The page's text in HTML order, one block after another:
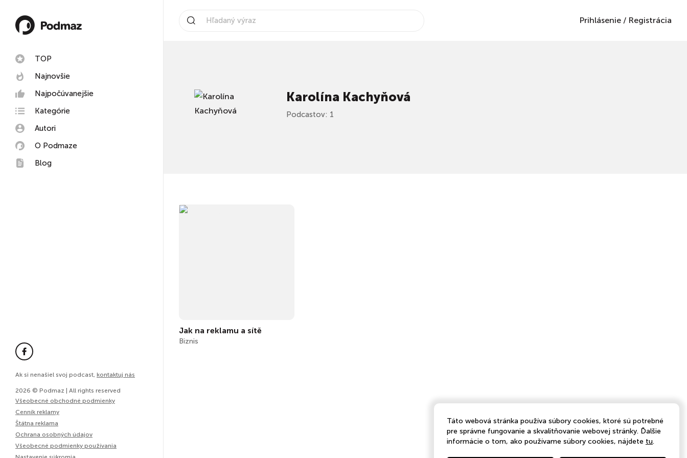
TOP
Najnovšie
Najpočúvanejšie
Kategórie
Autori
O Podmaze
Blog
Ak si nenašiel svoj podcast, kontaktuj nás
2026 © Podmaz | All rights reserved
Všeobecné obchodné podmienky
Cenník reklamy
Štátna reklama
Ochrana osobných údajov
Všeobecné podmienky používania
Prihlásenie / Registrácia
Karolína Kachyňová
Podcastov: 1
Jak na reklamu a sítě
Biznis
Táto webová stránka používa súbory cookies, ktoré sú potrebné
pre správne fungovanie a skvalitňovanie webovej stránky. Ďalšie
informácie o tom, ako používame súbory cookies, nájdete tu.